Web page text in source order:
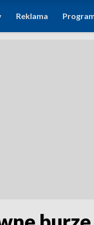
Reklama